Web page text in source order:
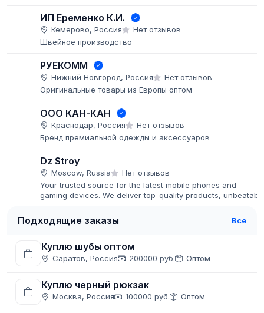
ИП Еременко К.И.
Кемерово, Россия
Нет отзывов
Швейное производство
РУЕКОММ
Нижний Новгород, Россия
Нет отзывов
Оригинальные товары из Европы оптом
ООО КАН-КАН
Краснодар, Россия
Нет отзывов
Бренд премиальной одежды и аксессуаров
Dz Stroy
Moscow, Russia
Нет отзывов
Your trusted source for the latest mobile phones and
gaming devices. We deliver top-quality products,
Подходящие заказы Все
Куплю шубы оптом
Саратов, Россия 200000 руб. Оптом
Куплю черный рюкзак
Москва, Россия 100000 руб. Оптом